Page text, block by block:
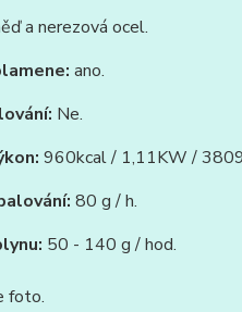
a nerezová ocel.
ano.
Ne.
960kcal / 1,11KW /
80 g / h.
50 - 140 g / hod.
foto.